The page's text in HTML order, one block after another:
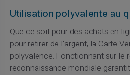
Utilisation polyvalente au
Que ce soit pour des achats en
pour retirer de l'argent, la Carte
polyvalence. Fonctionnant sur le
reconnaissance mondiale